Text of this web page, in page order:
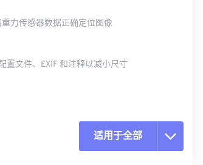
重力传感器数据正确定位图像
置文件、EXIF 和注释以减小尺寸
适用于全部